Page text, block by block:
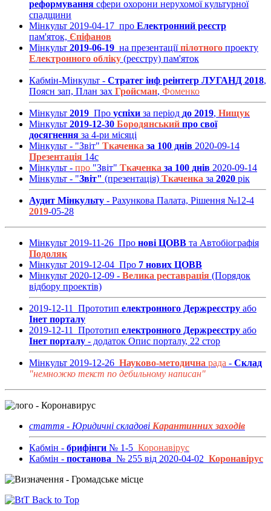
реформування сфери охорони нерухомої культурної
спадщини
Мінкульт 2019-04-17 про Електронний реєстр
пам'яток, Єпіфанов
Мінкульт 2019-06-19 на презентаціїпілотного проекту
Електронного обліку (реєстру) пам'яток
Кабмін-Мінкульт - Стратег інф реінтегр ЛУГАНД 2018,
Поясн зап, План зах Гройсман, Фоменко
Мінкульт 2019 Про успіхи за період до 2019, Нищук
Мінкульт 2019-12-30 Бородянський про свої
досягнення за 4-ри місяці
Мінкульт - "Звіт" Ткаченка за 100 днів 2020-09-14
Презентація 14с
Мінкульт - про "Звіт" Ткаченка за 100 днів 2020-09-14
Мінкульт - "Звіт" (презентація) Ткаченка за 2020 рік
Аудит Мінкульту - Рахункова Палата, Рішення №12-4
2019-05-28
Мінкульт 2019-11-26 Про нові ЦОВВ та Автобіографія
Подоляк
Мінкульт 2019-12-04 Про 7 нових ЦОВВ
Мінкульт 2020-12-09 - Велика реставрація (Порядок
відбору проектів)
2019-12-11 Прототип електронного Держреєстру або
Інет порталу
2019-12-11 Прототип електронного Держреєстру або
Інет порталу - додаток Опис порталу, 22 стор
Мінкульт 2019-12-26 Науково-методична рада - Склад
"немножко текст по дебильному написан"
стаття - Юридичні складові Карантинних заходів
Кабмін - брифінги № 1-5 Коронавірус
Кабмін - постанова № 255 від 2020-04-02 Коронавірус
Back to Top